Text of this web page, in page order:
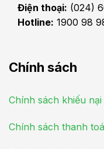
Điện thoại: (024)
Hotline: 1900 98
Chính sách
Chính sách khiếu nại
Chính sách thanh